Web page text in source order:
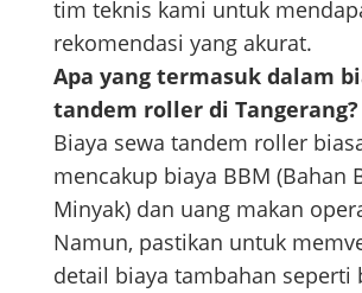
tim teknis kami untuk
rekomendasi yang akurat.
Apa yang termasuk dalam
tandem roller di Tangerang?
Biaya sewa tandem roller
mencakup biaya BBM (Bahan
Minyak) dan uang makan
Namun, pastikan untuk
detail biaya tambahan seperti